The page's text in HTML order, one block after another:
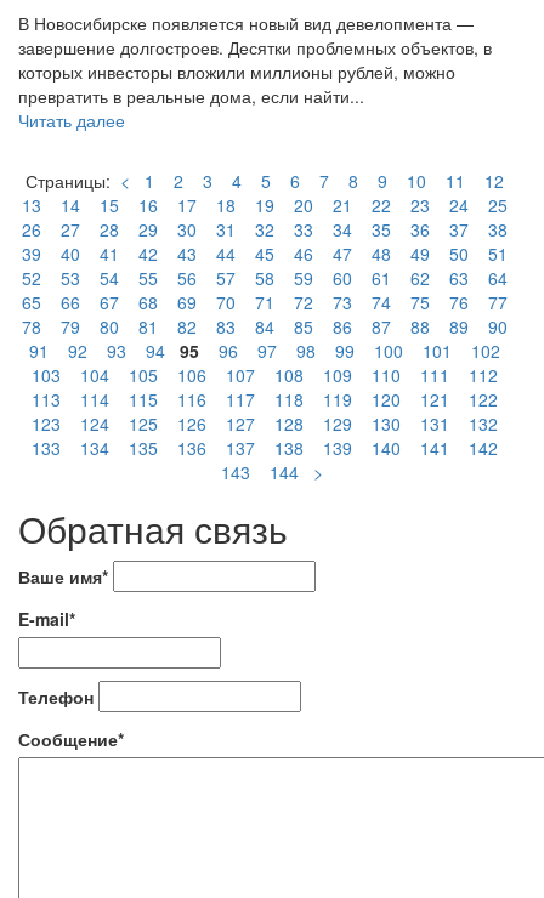
В Новосибирске появляется новый вид девелопмента —
завершение долгостроев. Десятки проблемных объектов, в
которых инвесторы вложили миллионы рублей, можно
превратить в реальные дома, если найти...
Читать далее
Страницы: < 1 2 3 4 5 6 7 8 9 10 11
12
13
14 15 16 17 18 19 20 21 22 23 24
25
26
27 28 29 30 31 32 33 34 35 36 37
38
39
40 41 42 43 44 45 46 47 48 49 50
51
52
53 54 55 56 57 58 59 60 61 62 63
64
65
66 67 68 69 70 71 72 73 74 75 76
77
78
79 80 81 82 83 84 85 86 87 88 89
90
91
92 93 94 95 96 97 98 99 100 101
102
103
104 105 106 107 108 109 110 111
112
113
114 115 116 117 118 119 120 121
122
123
124 125 126 127 128 129 130 131
132
133
134 135 136 137 138 139 140 141
142
143
144 >
Обратная связь
Ваше имя*
E-mail*
Телефон
Сообщение*